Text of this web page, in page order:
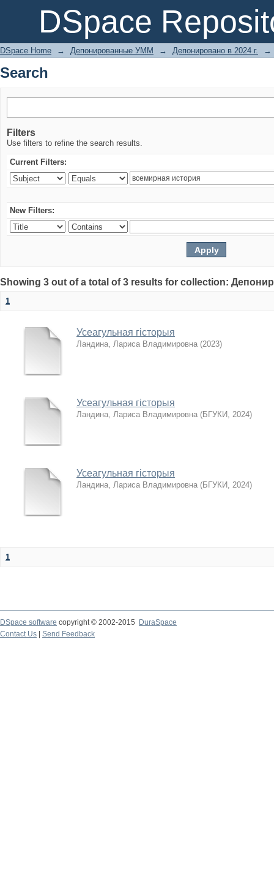
DSpace
Search
DSpace Home → Депонированные УММ → Депонировано в 2024 г. →
Search
Filters
Use filters to refine the search results.
Current Filters:
New Filters:
Showing 3 out of a total of 3 results for collection:
1
Усеагульная гісторыя
Ландина, Лариса Владимировна (2023)
Усеагульная гісторыя
Ландина, Лариса Владимировна (БГУКИ, 2024)
Усеагульная гісторыя
Ландина, Лариса Владимировна (БГУКИ, 2024)
1
DSpace software copyright © 2002-2015
DuraSpace
Contact Us
Send Feedback